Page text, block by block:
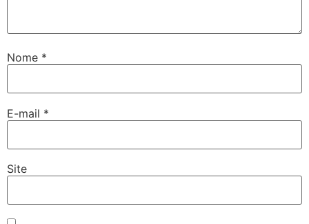
Nome *
E-mail *
Site